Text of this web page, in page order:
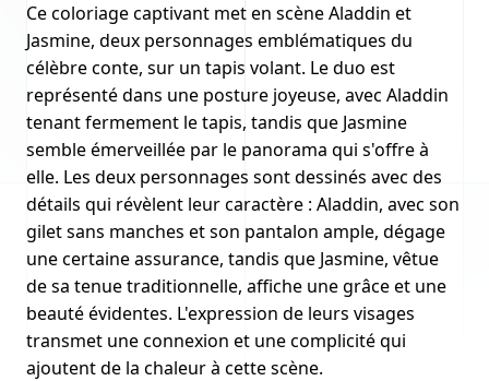
Ce coloriage captivant met en scène Aladdin et
Jasmine, deux personnages emblématiques du
célèbre conte, sur un tapis volant. Le duo est
représenté dans une posture joyeuse, avec Aladdin
tenant fermement le tapis, tandis que Jasmine
semble émerveillée par le panorama qui s'offre à
elle. Les deux personnages sont dessinés avec des
détails qui révèlent leur caractère : Aladdin, avec son
gilet sans manches et son pantalon ample, dégage
une certaine assurance, tandis que Jasmine, vêtue
de sa tenue traditionnelle, affiche une grâce et une
beauté évidentes. L'expression de leurs visages
transmet une connexion et une complicité qui
ajoutent de la chaleur à cette scène.